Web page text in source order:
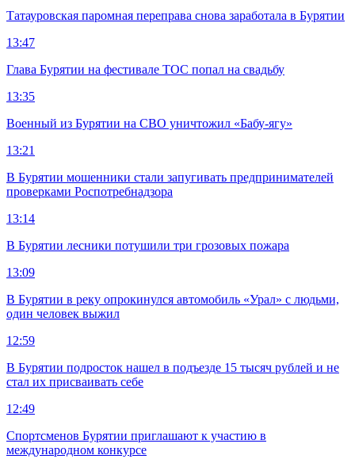
Татауровская паромная переправа снова заработала в Бурятии
13:47
Глава Бурятии на фестивале ТОС попал на свадьбу
13:35
Военный из Бурятии на СВО уничтожил «Бабу-ягу»
13:21
В Бурятии мошенники стали запугивать предпринимателей
проверками Роспотребнадзора
13:14
В Бурятии лесники потушили три грозовых пожара
13:09
В Бурятии в реку опрокинулся автомобиль «Урал» с людьми,
один человек выжил
12:59
В Бурятии подросток нашел в подъезде 15 тысяч рублей и не
стал их присваивать себе
12:49
Спортсменов Бурятии приглашают к участию в
международном конкурсе